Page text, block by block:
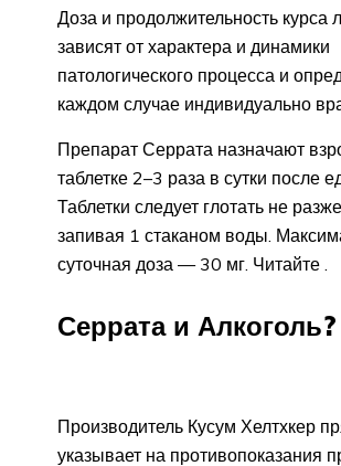
Доза и продолжительность курса
зависят от характера и динамики
патологического процесса и
каждом случае индивидуально
Препарат Серрата назначают
таблетке 2–3 раза в сутки после
Таблетки следует глотать не
запивая 1 стаканом воды.
суточная доза — 30 мг. Читайте .
Серрата и Алкоголь?
Производитель Кусум Хелтхкер
указывает на противопоказания